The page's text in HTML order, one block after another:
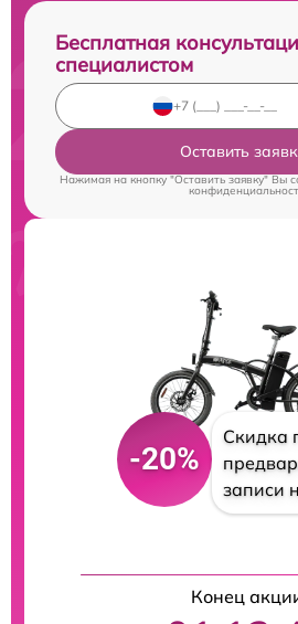
Бесплатная
специалистом
Оставить
Нажимая на кнопку "Оставить заявку" Вы
-20%
Скидка
записи
Конец